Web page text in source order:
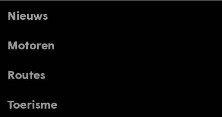
Nieuws
Motoren
Routes
Toerisme